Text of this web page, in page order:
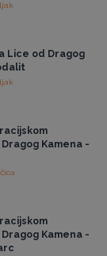
Lice od Dragog
Kamena -
Kamena -